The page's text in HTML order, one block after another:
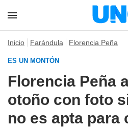
Inicio Farándula Florencia Peña
ES UN MONTÓN
Florencia Peña
otoño con foto
no es apta para